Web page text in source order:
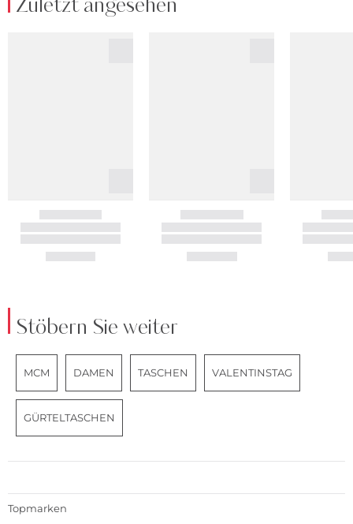
Stöbern Sie weiter
MCM DAMEN TASCHEN VALENTINSTAG
GÜRTELTASCHEN
Topmarken